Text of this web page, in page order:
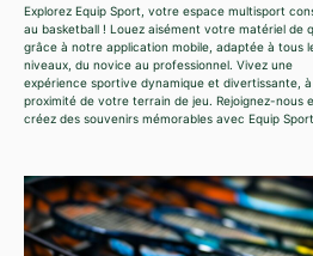
Explorez Equip Sport, votre espace multisport
au basketball ! Louez aisément votre matériel de
grâce à notre application mobile, adaptée à tous
niveaux, du novice au professionnel. Vivez une
expérience sportive dynamique et divertissante, à
proximité de votre terrain de jeu. Rejoignez-nous
créez des souvenirs mémorables avec Equip